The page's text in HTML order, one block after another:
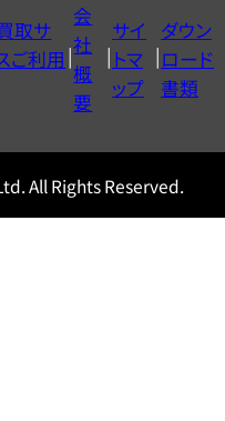
取サ
ご利用
会
社
概
要
サイ
トマ
ップ
ダウン
ロード
書類
All Rights Reserved.